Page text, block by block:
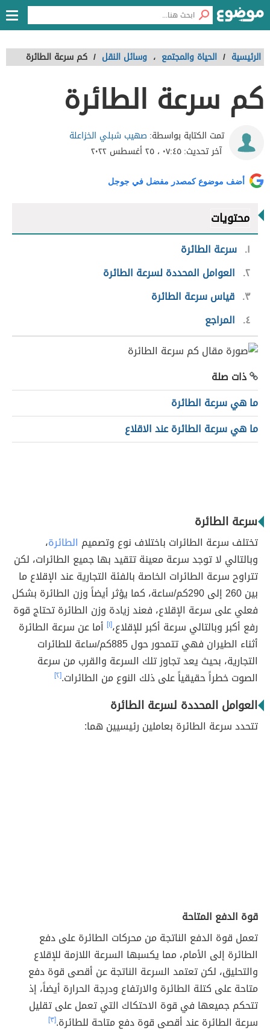
الرئيسية / الحياة والمجتمع ، وسائل النقل / كم سرعة الطائرة
كم سرعة الطائرة
تمت الكتابة بواسطة: صهيب شبلي الخزاعلة
آخر تحديث:٠٧:٤٥ ، ٢٥ أغسطس ٢٠٢٢
أضف موضوع كمصدر مفضل في جوجل
محتويات
١ سرعة الطائرة
٢ العوامل المحددة لسرعة الطائرة
٣ قياس سرعة الطائرة
٤
المراجع
ذات صلة
ما هي سرعة الطائرة
ما هي سرعة الطائرة عند الاقلاع
سرعة الطائرة
تختلف سرعة الطائرات باختلاف نوع وتصميم الطائرة،
وبالتالي لا توجد سرعة معينة تتقيد بها جميع الطائرات، لكن
تتراوح سرعة الطائرات الخاصة بالفئة التجارية عند الإقلاع ما
بين 260 إلى 290كم/ساعة، كما يؤثر أيضاً وزن الطائرة بشكل
فعلي على سرعة الإقلاع، فعند زيادة وزن الطائرة تحتاج قوة
رفع أكبر وبالتالي سرعة أكبر للإقلاع،[١] أما عن سرعة الطائرة
أثناء الطيران فهي تتمحور حول 885كم/ساعة للطائرات
التجارية، بحيث يعد تجاوز تلك السرعة والقرب من سرعة
الصوت خطراً حقيقياً على ذلك النوع من الطائرات.[٢]
العوامل المحددة لسرعة الطائرة
تتحدد سرعة الطائرة بعاملين رئيسيين هما:
قوة الدفع المتاحة
تعمل قوة الدفع الناتجة من محركات الطائرة على دفع
الطائرة إلى الأمام، مما يكسبها السرعة اللازمة للإقلاع
والتحليق، لكن تعتمد السرعة الناتجة عن أقصى قوة دفع
متاحة على كتلة الطائرة والارتفاع ودرجة الحرارة أيضاً، إذ
تتحكم جميعها في قوة الاحتكاك التي تعمل على تقليل
سرعة الطائرة عند أقصى قوة دفع متاحة للطائرة.[٣]